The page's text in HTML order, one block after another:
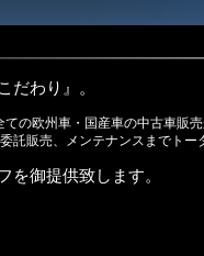
だわり』。
の欧州車・国産車の中古車販売
託販売、メンテナンスまでトー
を御提供致します。